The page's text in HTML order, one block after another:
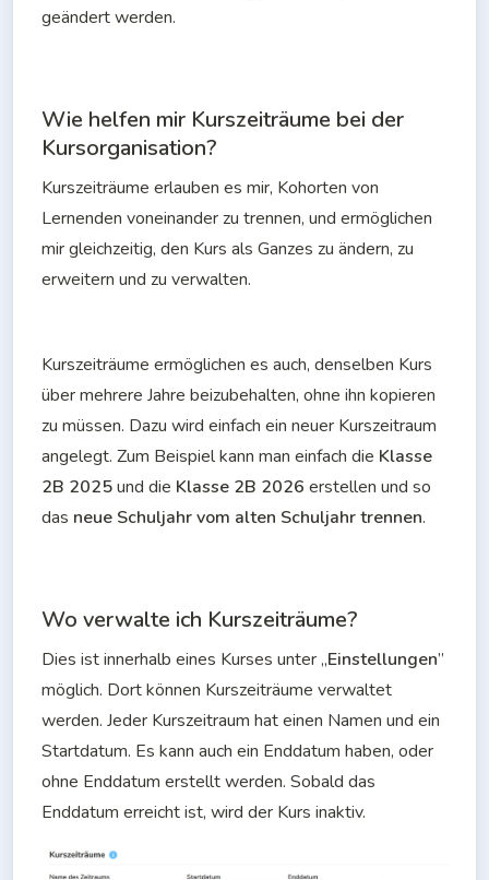
geändert werden.
Wie helfen mir Kurszeiträume bei der
Kursorganisation?
Kurszeiträume erlauben es mir, Kohorten von
Lernenden voneinander zu trennen, und ermöglichen
mir gleichzeitig, den Kurs als Ganzes zu ändern, zu
erweitern und zu verwalten.
Kurszeiträume ermöglichen es auch, denselben Kurs
über mehrere Jahre beizubehalten, ohne ihn kopieren
zu müssen. Dazu wird einfach ein neuer Kurszeitraum
angelegt. Zum Beispiel kann man einfach die Klasse
2B 2025 und die Klasse 2B 2026 erstellen und so
das neue Schuljahr vom alten Schuljahr trennen.
Wo verwalte ich Kurszeiträume?
Dies ist innerhalb eines Kurses unter „Einstellungen”
möglich. Dort können Kurszeiträume verwaltet
werden. Jeder Kurszeitraum hat einen Namen und ein
Startdatum. Es kann auch ein Enddatum haben, oder
ohne Enddatum erstellt werden. Sobald das
Enddatum erreicht ist, wird der Kurs inaktiv.